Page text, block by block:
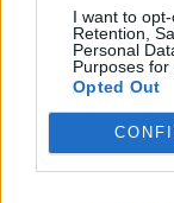
I want to
Retention,
Personal
Purposes for
Opted Out
stået i kø i
siger
Alt håb er ikke
med billet
så kan man
Events
Aktuelt